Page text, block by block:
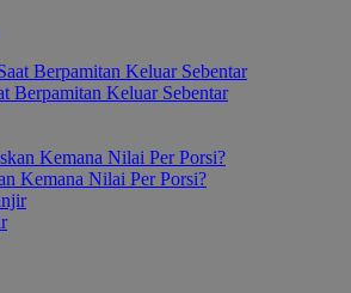
Berpamitan Keluar Sebentar
Kemana Nilai Per Porsi?